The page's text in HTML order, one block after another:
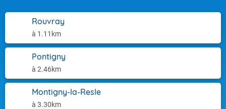
Rouvray
à 1.11km
Pontigny
à 2.46km
Montigny-la-Resle
à 3.30km